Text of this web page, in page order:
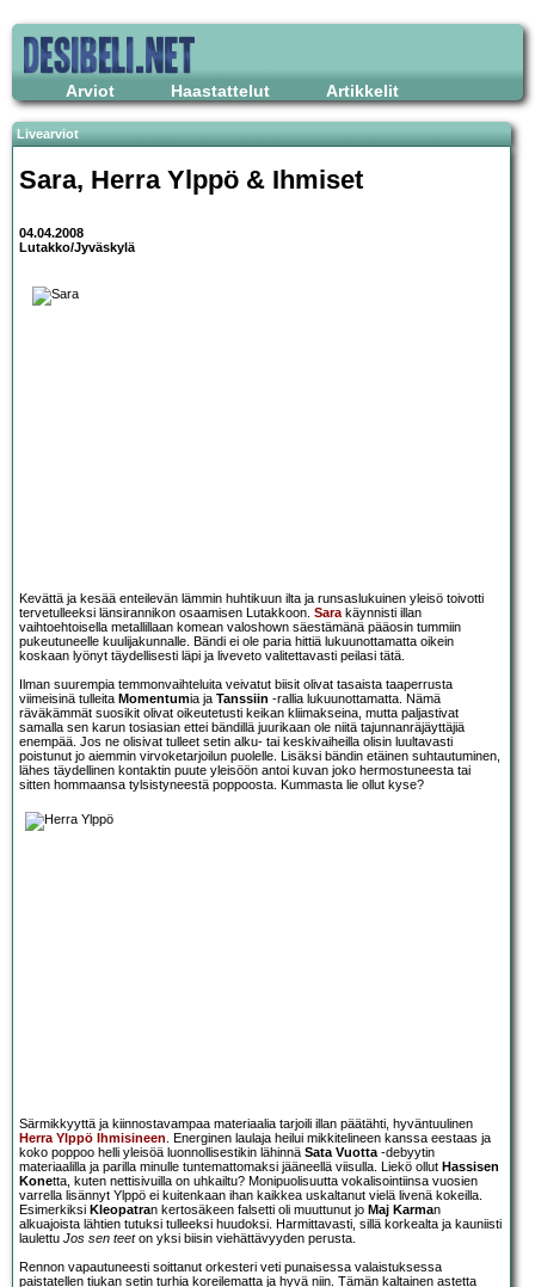
Arviot Haastattelut Artikkelit
Livearviot
Sara, Herra Ylppö & Ihmiset
04.04.2008
Lutakko/Jyväskylä
Kevättä ja kesää enteilevän lämmin huhtikuun ilta ja runsaslukuinen yleisö toivotti
tervetulleeksi länsirannikon osaamisen Lutakkoon. Sarakäynnisti illan
vaihtoehtoisella metallillaan komean valoshown säestämänä pääosin tummiin
pukeutuneelle kuulijakunnalle. Bändi ei ole paria hittiä lukuunottamatta oikein
koskaan lyönyt täydellisesti läpi ja liveveto valitettavasti peilasi tätä.
Ilman suurempia temmonvaihteluita veivatut biisit olivat tasaista taaperrusta
viimeisinä tulleita Momentumia ja Tanssiin -rallia lukuunottamatta. Nämä
räväkämmät suosikit olivat oikeutetusti keikan kliimakseina, mutta paljastivat
samalla sen karun tosiasian ettei bändillä juurikaan ole niitä tajunnanräjäyttäjiä
enempää. Jos ne olisivat tulleet setin alku- tai keskivaiheilla olisin luultavasti
poistunut jo aiemmin virvoketarjoilun puolelle. Lisäksi bändin etäinen suhtautuminen,
lähes täydellinen kontaktin puute yleisöön antoi kuvan joko hermostuneesta tai
sitten hommaansa tylsistyneestä poppoosta. Kummasta lie ollut kyse?
Särmikkyyttä ja kiinnostavampaa materiaalia tarjoili illan päätähti, hyväntuulinen
Herra Ylppö Ihmisineen. Energinen laulaja heilui mikkitelineen kanssa eestaas ja
koko poppoo helli yleisöä luonnollisestikin lähinnä Sata Vuotta-debyytin
materiaalilla ja parilla minulle tuntemattomaksi jääneellä viisulla. Liekö ollut Hassisen
Konetta, kuten nettisivuilla on uhkailtu? Monipuolisuutta vokalisointiinsa vuosien
varrella lisännyt Ylppö ei kuitenkaan ihan kaikkea uskaltanut vielä livenä kokeilla.
Esimerkiksi Kleopatran kertosäkeen falsetti oli muuttunut jo Maj Karman
alkuajoista lähtien tutuksi tulleeksi huudoksi. Harmittavasti, sillä korkealta ja kauniisti
laulettu Jos sen teeton yksi biisin viehättävyyden perusta.
Rennon vapautuneesti soittanut orkesteri veti punaisessa valaistuksessa
paistatellen tiukan setin turhia koreilematta ja hyvä niin. Tämän kaltainen astetta